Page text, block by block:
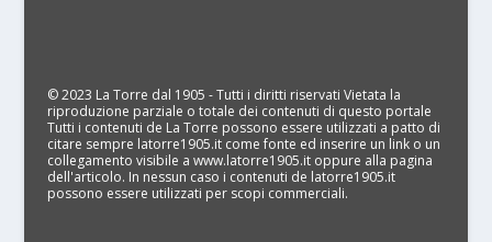
© 2023 La Torre dal 1905 - Tutti i diritti riservati Vietata la
riproduzione parziale o totale dei contenuti di questo portale
Tutti i contenuti de La Torre possono essere utilizzati a patto di
citare sempre latorre1905.it come fonte ed inserire un link o un
collegamento visibile a www.latorre1905.it oppure alla pagina
dell'articolo. In nessun caso i contenuti de latorre1905.it
possono essere utilizzati per scopi commerciali.